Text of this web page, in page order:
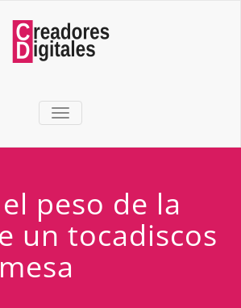
TOGGLE NAVIGATION
peso de la
un tocadiscos